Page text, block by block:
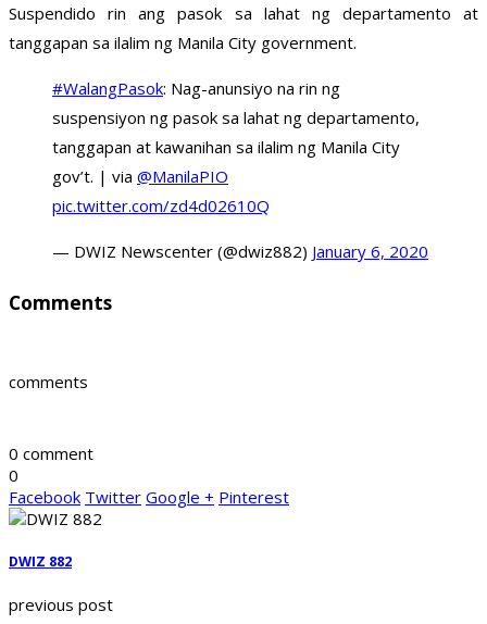
Suspendido rin ang pasok sa lahat ng departamento at
tanggapan sa ilalim ng Manila City government.
#WalangPasok: Nag-anunsiyo na rin ng
suspensiyon ng pasok sa lahat ng departamento,
tanggapan at kawanihan sa ilalim ng Manila City
gov’t. | via @ManilaPIO
pic.twitter.com/zd4d02610Q
— DWIZ Newscenter (@dwiz882) January 6, 2020
Comments
comments
0 comment
0
Facebook Twitter Google + Pinterest
DWIZ 882
previous post